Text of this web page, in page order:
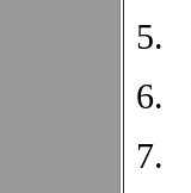
5.
6.
7.